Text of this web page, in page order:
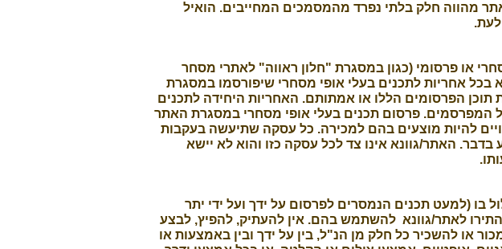
מהווה חלק בלתי נפרד מהמסמכים המחייבים. הואיל
לעת.
או פרסומי (כגון במסגרת "חלון ראווה" לאתרי מסחר
בכל אחריות לתכנים בעלי אופי מסחרי שיפורסמו במסגרת
תוכן הפרסומים הללו או אמתותם. האחריות היחידה לתכנים
פרסום תכנים בעלי אופי מסחרי במסגרת האתר
להיות מוצעים בהם למכירה. כל עסקה שתיעשה בעקבות
האתר/גוונא אינו צד לכל עסקה כזו והוא לא יישא
בו (למעט תכנים הנמסרים לפרסום על ידך ועל ידי יתר
לאתר/גוונא להשתמש בהם. אין להעתיק, להפיץ, לבצע
או להשכיר כל חלק מן הנ"ל, בין על ידך ובין באמצעות או